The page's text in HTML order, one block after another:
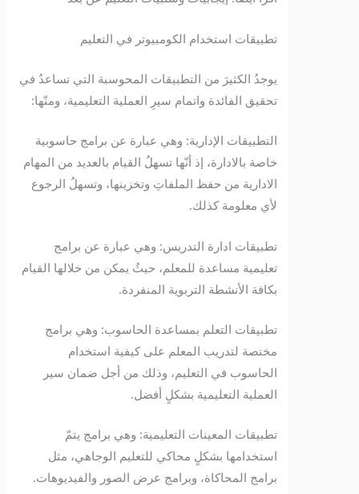
تطبيقات استخدام الكومبيوتر في التعليم
يوجدُ الكثيرَ من التطبيقات المحوسبة التي تساعدُ في
تحقيق الفائدة واتمام سيرِ العملية التعليمية، ومنّها:
التطبيقات الإدارية: وهي عبارة عن برامج حاسوبية
خاصة بالادارة، إذ أنّها تسهلُ القيام بالعديد من المهام
الادارية من حفظ الملفاتِ وتخزينها، وتسهلُ الرجوع
لأي معلومة كذلك.
تطبيقات ادارة التدريس: وهي عبارة عن برامج
تعليمية مساعدة للمعلم، حيثُ يمكن من خلالها القيام
بكافة الأنشطة التربوية المنفردة.
تطبيقات التعلم بمساعدة الحاسوب: وهي برامج
مختصة لتدريب المعلم على كيفية استخدام
الحاسوب في التعليم، وذلك من أجل ضمان سير
العملية التعليمية بشكلٍ أفضل.
تطبيقات المعينات التعليمية: وهي برامج يتمّ
استخدامها بشكلٍ محاكي للتعليم الوجاهي، مثل
برامج المحاكاة، وبرامج عرض الصور والفيديوهات.